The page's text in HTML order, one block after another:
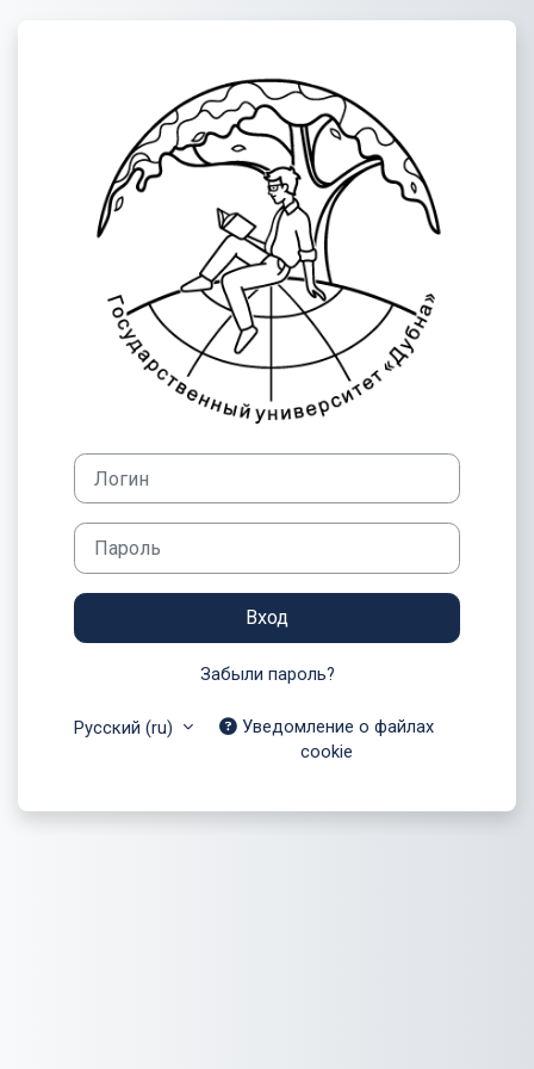
Зайти на
Логин
Пароль
Вход
Забыли пароль?
Русский ‎(ru)‎
Уведомление о файлах
cookie